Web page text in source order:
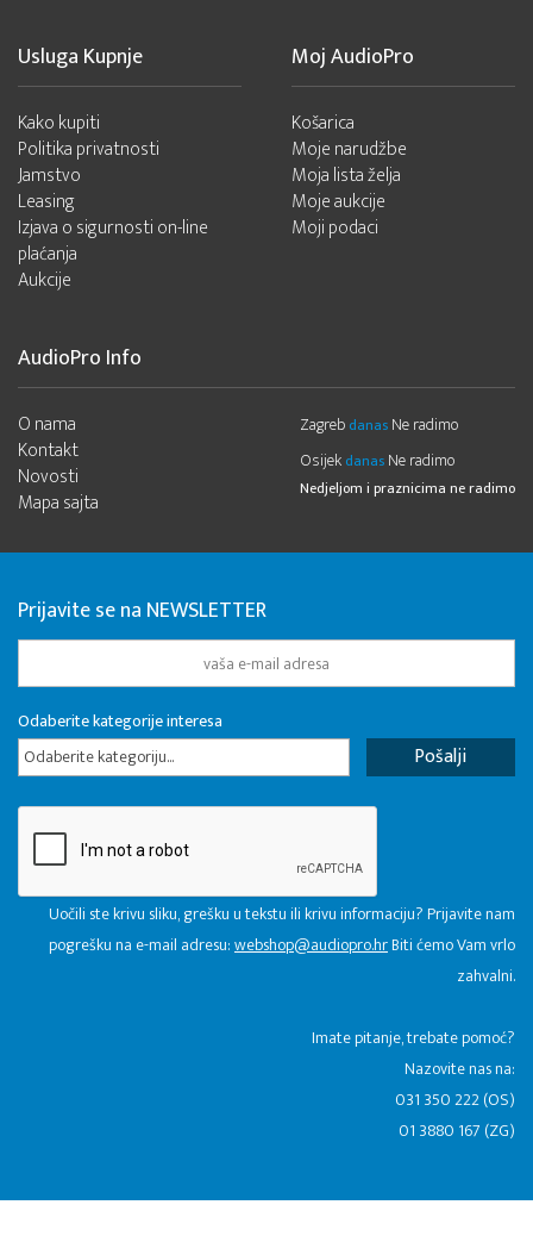
Usluga Kupnje
Kako kupiti
Politika privatnosti
Jamstvo
Leasing
Izjava o sigurnosti on-line
plaćanja
Aukcije
Moj AudioPro
Košarica
Moje narudžbe
Moja lista želja
Moje aukcije
Moji podaci
AudioPro Info
O nama
Kontakt
Novosti
Mapa sajta
Zagreb danas Ne radimo
Osijek danas Ne radimo
Nedjeljom i praznicima ne radimo
Prijavite se na NEWSLETTER
Odaberite kategorije interesa
Odaberite kategoriju...
Uočili ste krivu sliku, grešku u tekstu ili krivu informaciju? Prijavite nam
pogrešku na e-mail adresu:webshop@audiopro.hrBiti ćemo Vam vrlo
zahvalni.
​Imate pitanje, trebate pomoć?
Nazovite nas na:
031 350 222 (OS)
01 3880 167 (ZG)